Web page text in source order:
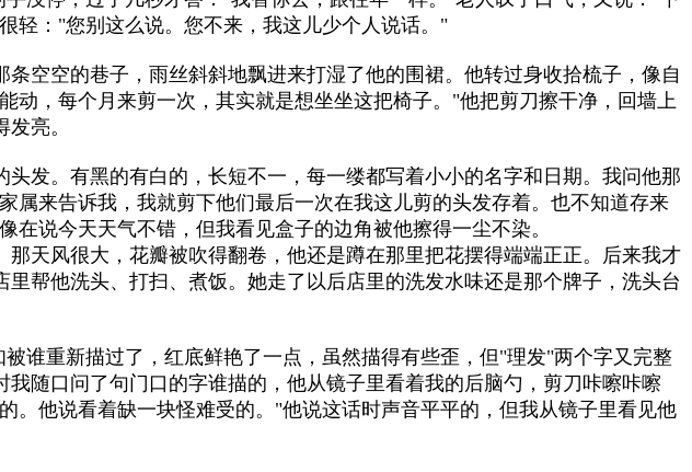
轻："您别这么说。您不来，我这儿少个人说话。"
空空的巷子，雨丝斜斜地飘进来打湿了他的围裙。他转过身收拾梳子，像自
，每个月来剪一次，其实就是想坐坐这把椅子。"他把剪刀擦干净，回墙上
亮。
发。有黑的有白的，长短不一，每一缕都写着小小的名字和日期。我问他那
来告诉我，我就剪下他们最后一次在我这儿剪的头发存着。也不知道存来
说今天天气不错，但我看见盒子的边角被他擦得一尘不染。
天风很大，花瓣被吹得翻卷，他还是蹲在那里把花摆得端端正正。后来我才
帮他洗头、打扫、煮饭。她走了以后店里的洗发水味还是那个牌子，洗头台
谁重新描过了，红底鲜艳了一点，虽然描得有些歪，但"理发"两个字又完整
随口问了句门口的字谁描的，他从镜子里看着我的后脑勺，剪刀咔嚓咔嚓
他说看着缺一块怪难受的。"他说这话时声音平平的，但我从镜子里看见他